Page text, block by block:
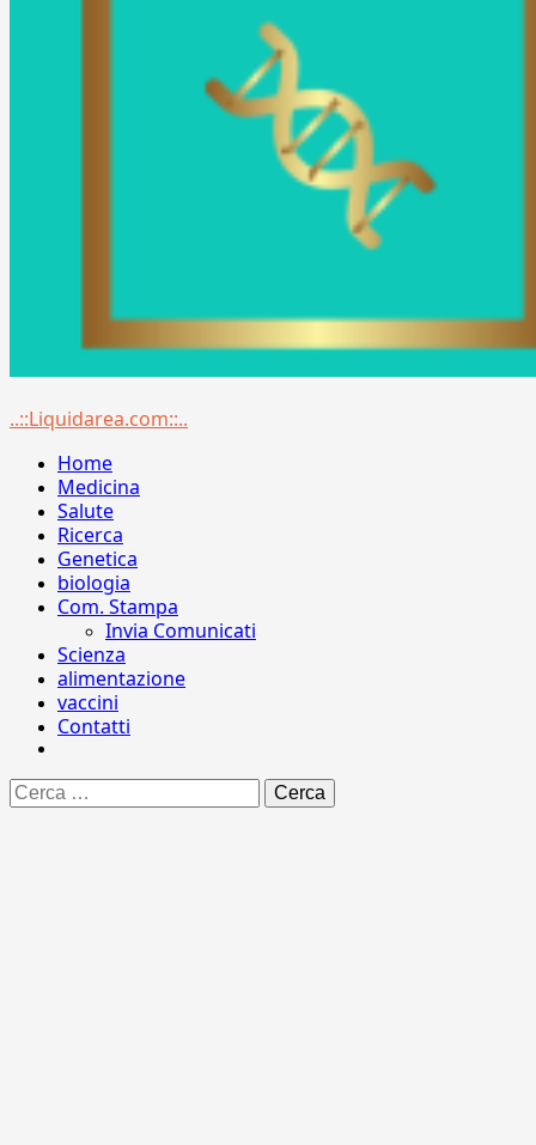
Menu
..::Liquidarea.com::..
Home
Medicina
Salute
Ricerca
Genetica
biologia
Com. Stampa
Invia Comunicati
Scienza
alimentazione
vaccini
Contatti
Ricerca
per: